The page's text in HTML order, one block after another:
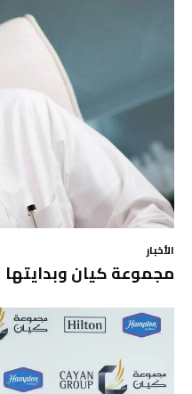
الأخبار
مجموعة كيان وبدايتها